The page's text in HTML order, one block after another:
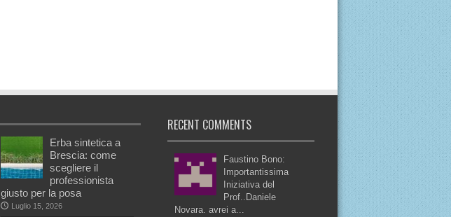
Erba sintetica a
Brescia: come
scegliere il
professionista
giusto per la posa
Luglio 15, 2026
RECENT COMMENTS
Faustino Bono:
Importantissima
Iniziativa del
Prof..Daniele
Novara. avrei a...